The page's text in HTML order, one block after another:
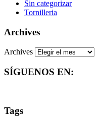
Sin categorizar
Tornilleria
Archives
Archives
SÍGUENOS EN:
Tags